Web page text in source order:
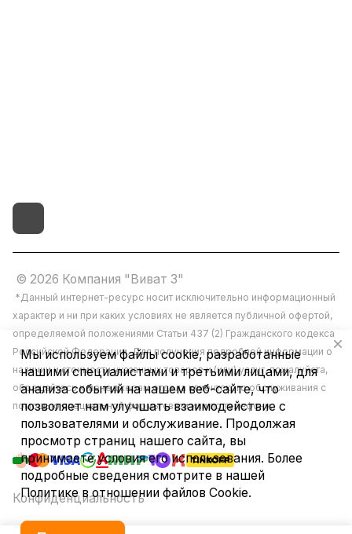
© 2026 Компания "Виват 3"
*Данный интернет-ресурс носит исключительно информационный
характер и ни при каких условиях не является публичной офертой,
определяемой положениями Статьи 437 (2) Гражданского кодекса
Российской Федерации. Для получения подробной информации о
наличии и стоимости указанных товаров и (или) услуг, пожалуйста,
обращайтесь к менеджерам отдела клиентского обслуживания с
помощью специальной формы связи или по телефону.
Конфиденциальность
Мы используем файлы cookie, разработанные
нашими специалистами и третьими лицами, для
анализа событий на нашем веб-сайте, что
позволяет нам улучшать взаимодействие с
пользователями и обслуживание. Продолжая
просмотр страниц нашего сайта, вы
принимаете условия его использования. Более
подробные сведения смотрите в нашей
Политике в отношении файлов Cookie.